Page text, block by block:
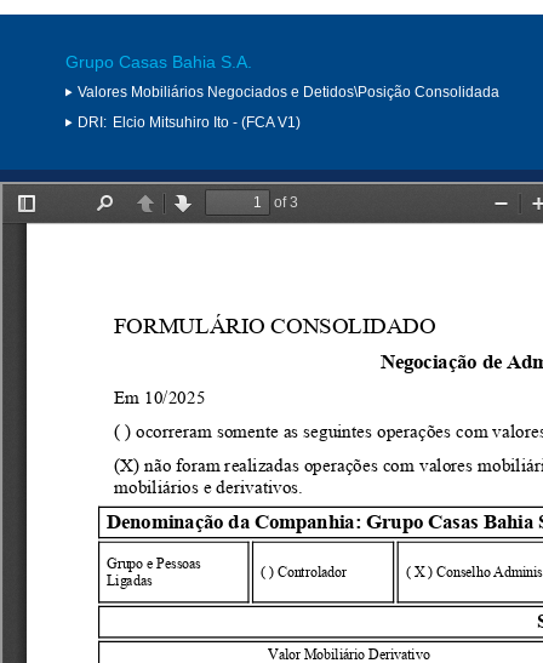
Grupo Casas Bahia S.A.
Valores Mobiliários Negociados e Detidos\Posição Consolidada
DRI: Elcio Mitsuhiro Ito - (FCA V1)